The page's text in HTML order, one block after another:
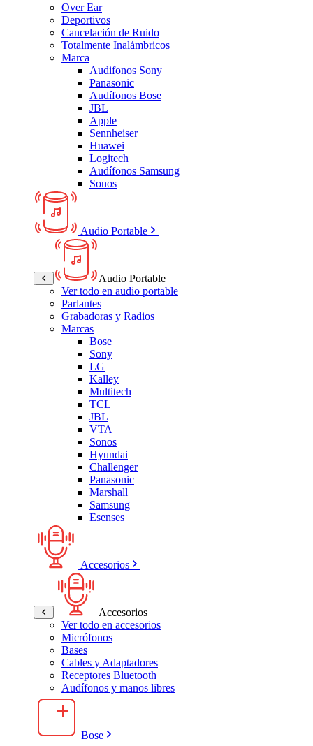
Over Ear
Deportivos
Cancelación de Ruido
Totalmente Inalámbricos
Marca
Audifonos Sony
Panasonic
Audífonos Bose
JBL
Apple
Sennheiser
Huawei
Logitech
Audífonos Samsung
Sonos
Audio Portable
Audio Portable
Ver todo en audio portable
Parlantes
Grabadoras y Radios
Marcas
Bose
Sony
LG
Kalley
Multitech
TCL
JBL
VTA
Sonos
Hyundai
Challenger
Panasonic
Marshall
Samsung
Esenses
Accesorios
Accesorios
Ver todo en accesorios
Micrófonos
Bases
Cables y Adaptadores
Receptores Bluetooth
Audífonos y manos libres
Bose